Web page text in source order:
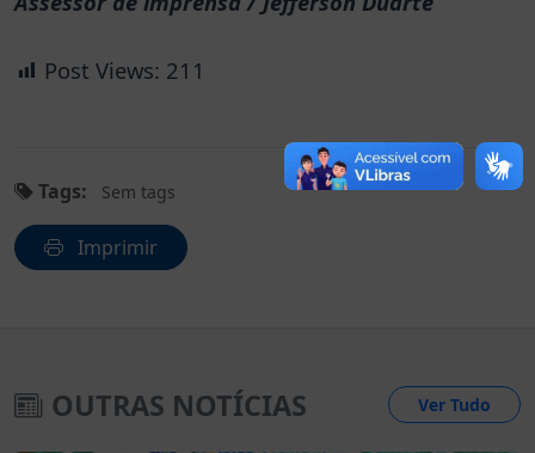
Post Views: 211
Tags: Sem tags
Imprimir
OUTRAS NOTÍCIAS Ver Tudo